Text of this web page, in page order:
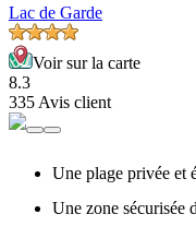
Lac de Garde
Voir sur la carte
8.3
335 Avis client
Une plage privée et
Une zone sécurisée